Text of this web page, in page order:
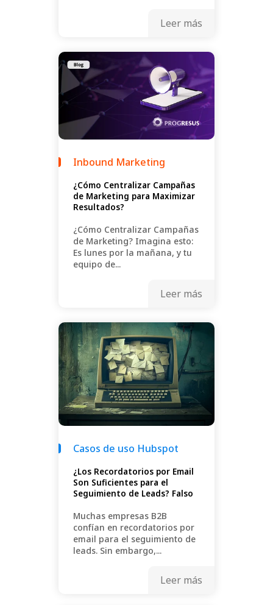
Leer más
Inbound Marketing
¿Cómo Centralizar Campañas
de Marketing para Maximizar
Resultados?
¿Cómo Centralizar Campañas
de Marketing? Imagina esto:
Es lunes por la mañana, y tu
equipo de...
Leer más
Casos de uso Hubspot
¿Los Recordatorios por Email
Son Suficientes para el
Seguimiento de Leads? Falso
Muchas empresas B2B
confían en recordatorios por
email para el seguimiento de
leads. Sin embargo,...
Leer más